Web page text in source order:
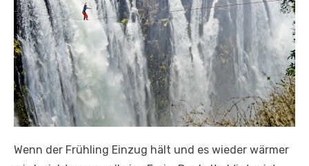
Wenn der Frühling Einzug hält und es wieder wärmer